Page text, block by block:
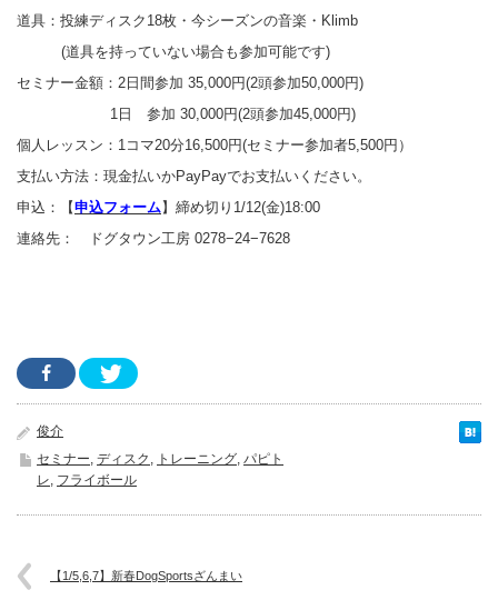
道具：投練ディスク18枚・今シーズンの音楽・Klimb
(道具を持っていない場合も参加可能です)
セミナー⾦額：2日間参加 35,000円(2頭参加50,000円)
1日 参加 30,000円(2頭参加45,000円)
個人レッスン：1コマ20分16,500円(セミナー参加者5,500円）
支払い方法：現金払いかPayPayでお支払いください。
申込：【申込フォーム 】締め切り1/12(金)18:00
連絡先： ドグタウン工房 0278−24−7628
俊介
セミナー, ディスク , トレーニング, パピト
レ, フライボール
【1/5,6,7】新春DogSportsざんまい